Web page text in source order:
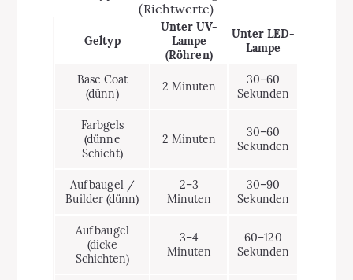
(Richtwerte)
Geltyp
Unter UV-
Lampe
(Röhren)
Unter LED-
Lampe
Base Coat
(dünn)
2 Minuten
30–60
Sekunden
Farbgels
(dünne
Schicht)
2 Minuten
30–60
Sekunden
Aufbaugel /
Builder (dünn)
2–3
Minuten
30–90
Sekunden
Aufbaugel
(dicke
Schichten)
3–4
Minuten
60–120
Sekunden